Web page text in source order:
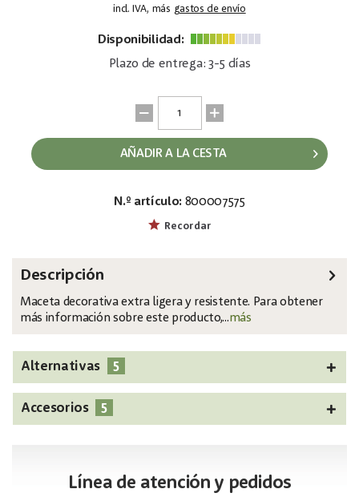
incl. IVA, más gastos de envío
Disponibilidad:
Plazo de entrega: 3-5 días
AÑADIR A LA CESTA
N.º artículo: 800007575
Recordar
Descripción
Maceta decorativa extra ligera y resistente. Para obtener
más información sobre este producto,...más
Alternativas 5
Accesorios 5
Línea de atención y pedidos